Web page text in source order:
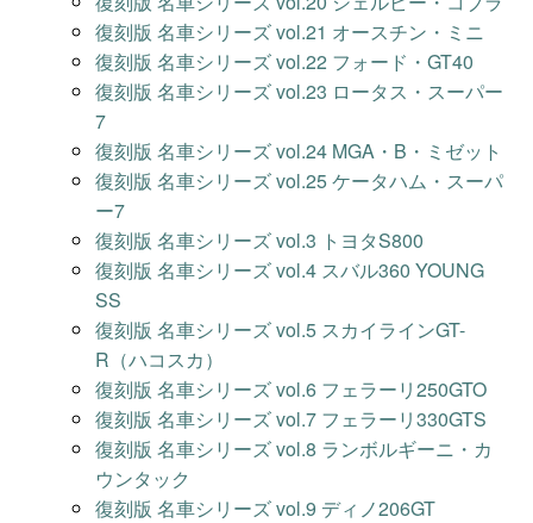
復刻版 名車シリーズ vol.21 オースチン・ミニ
復刻版 名車シリーズ vol.22 フォード・GT40
復刻版 名車シリーズ vol.23 ロータス・スーパー
7
復刻版 名車シリーズ vol.24 MGA・B・ミゼット
復刻版 名車シリーズ vol.25 ケータハム・スーパ
ー7
復刻版 名車シリーズ vol.3 トヨタS800
復刻版 名車シリーズ vol.4 スバル360 YOUNG
SS
復刻版 名車シリーズ vol.5 スカイラインGT-
R（ハコスカ）
復刻版 名車シリーズ vol.6 フェラーリ250GTO
復刻版 名車シリーズ vol.7 フェラーリ330GTS
復刻版 名車シリーズ vol.8 ランボルギーニ・カ
ウンタック
復刻版 名車シリーズ vol.9 ディノ206GT